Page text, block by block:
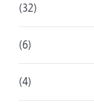
(32)
(6)
(4)